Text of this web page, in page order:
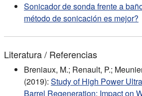
Sonicador de sonda frente a
método de sonicación es mejor?
Literatura / Referencias
Breniaux, M.; Renault, P.;
(2019): Study of High Power
Barrel Regeneration: Impact on